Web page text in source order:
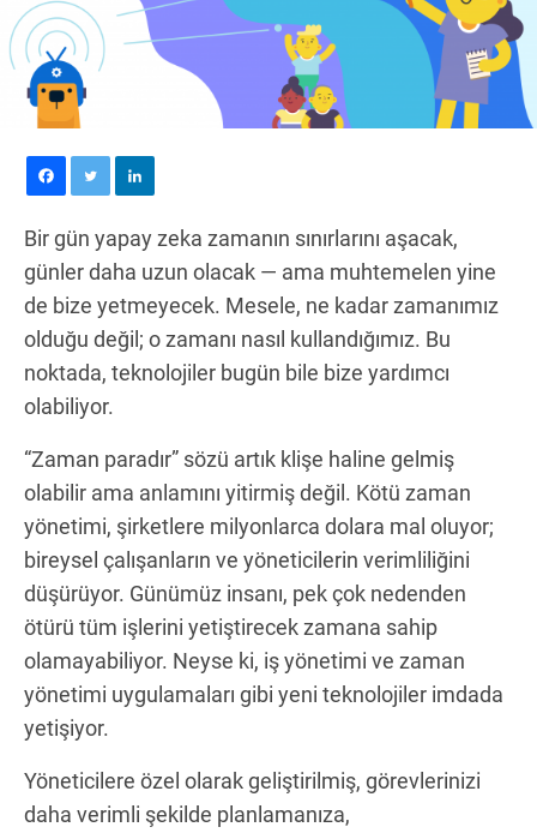
Bir gün yapay zeka zamanın sınırlarını aşacak,
günler daha uzun olacak — ama muhtemelen yine
de bize yetmeyecek. Mesele, ne kadar zamanımız
olduğu değil; o zamanı nasıl kullandığımız. Bu
noktada, teknolojiler bugün bile bize yardımcı
olabiliyor.
“Zaman paradır” sözü artık klişe haline gelmiş
olabilir ama anlamını yitirmiş değil. Kötü zaman
yönetimi, şirketlere milyonlarca dolara mal oluyor;
bireysel çalışanların ve yöneticilerin verimliliğini
düşürüyor. Günümüz insanı, pek çok nedenden
ötürü tüm işlerini yetiştirecek zamana sahip
olamayabiliyor. Neyse ki, iş yönetimi ve zaman
yönetimi uygulamaları gibi yeni teknolojiler imdada
yetişiyor.
Yöneticilere özel olarak geliştirilmiş, görevlerinizi
daha verimli şekilde planlamanıza,